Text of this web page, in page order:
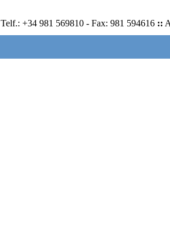
Telf.: +34 981 569810 - Fax: 981 594616 ::